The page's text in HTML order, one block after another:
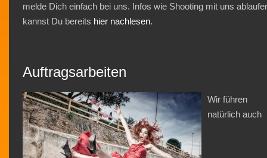
melde Dich einfach bei uns. Infos wie Shooting mit uns
kannst Du bereits hier nachlesen.
Auftragsarbeiten
Wir führen
natürlich auch